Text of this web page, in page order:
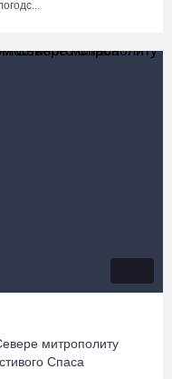
митрополиту
Спаса